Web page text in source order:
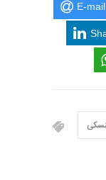
E-mail